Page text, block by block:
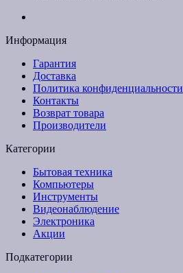
Информация
Гарантия
Доставка
Политика конфиденциальности
Контакты
Возврат товара
Производители
Категории
Бытовая техника
Компьютеры
Инструменты
Видеонаблюдение
Электроника
Акции
Подкатегории